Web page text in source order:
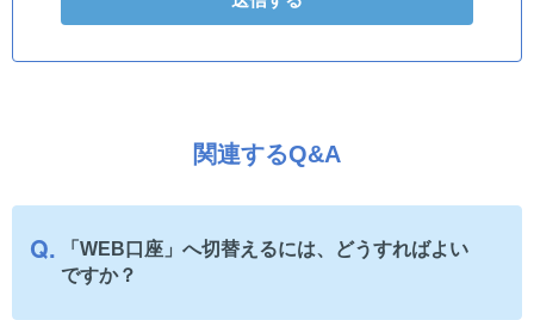
関連するQ&A
「WEB口座」へ切替えるには、どうすればよい
ですか？